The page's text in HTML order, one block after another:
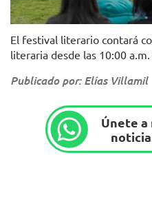
El festival literario contará
literaria desde las 10:00
Publicado por: Elías Villamil
Únete a